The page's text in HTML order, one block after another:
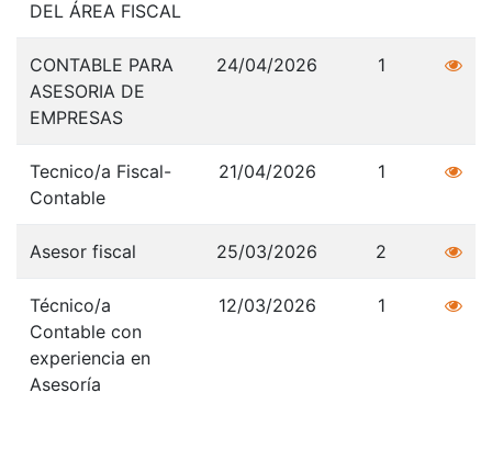
DEL ÁREA FISCAL
CONTABLE PARA
ASESORIA DE
EMPRESAS
24/04/2026 1
Tecnico/a Fiscal-
Contable
21/04/2026 1
Asesor fiscal 25/03/2026 2
Técnico/a
Contable con
experiencia en
Asesoría
12/03/2026 1